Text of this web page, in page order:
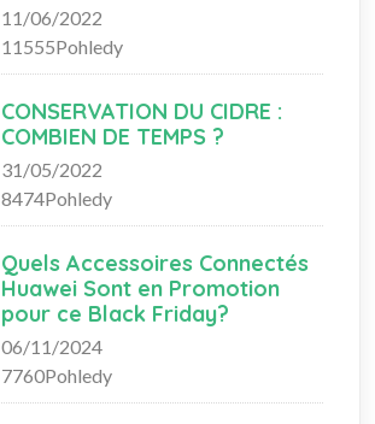
11/06/2022
11555Pohledy
CONSERVATION DU CIDRE :
COMBIEN DE TEMPS ?
31/05/2022
8474Pohledy
Quels Accessoires Connectés
Huawei Sont en Promotion
pour ce Black Friday?
06/11/2024
7760Pohledy